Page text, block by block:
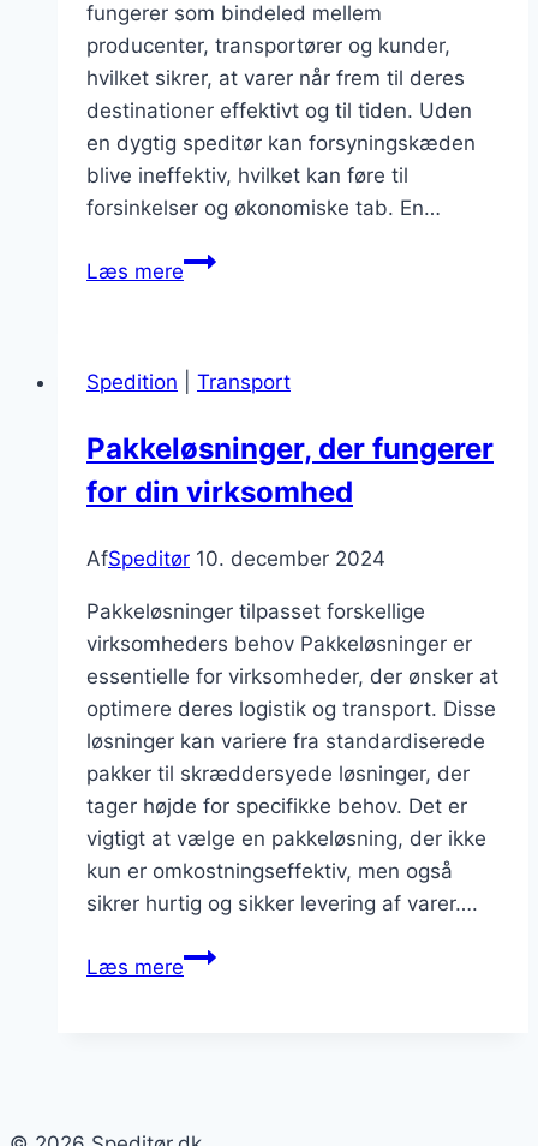
fungerer som bindeled mellem
producenter, transportører og kunder,
hvilket sikrer, at varer når frem til deres
destinationer effektivt og til tiden. Uden
en dygtig speditør kan forsyningskæden
blive ineffektiv, hvilket kan føre til
forsinkelser og økonomiske tab. En…
Læs mereSpeditør
det
en
forskel
Spedition Transport
Pakkeløsninger, der fungerer
for din virksomhed
AfSpeditør 10. december 2024
Pakkeløsninger tilpasset forskellige
virksomheders behov Pakkeløsninger er
essentielle for virksomheder, der ønsker at
optimere deres logistik og transport. Disse
løsninger kan variere fra standardiserede
pakker til skræddersyede løsninger, der
tager højde for specifikke behov. Det er
vigtigt at vælge en pakkeløsning, der ikke
kun er omkostningseffektiv, men også
sikrer hurtig og sikker levering af varer….
Læs merePakkeløsninger,